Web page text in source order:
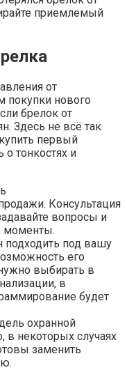
приемлемый
от
покупки нового
брелок от
Здесь не всё так
первый
тонкостях и
Консультация
вопросы и
моменты.
под вашу
его
выбирать в
в
будет
охранной
в некоторых случаях
заменить